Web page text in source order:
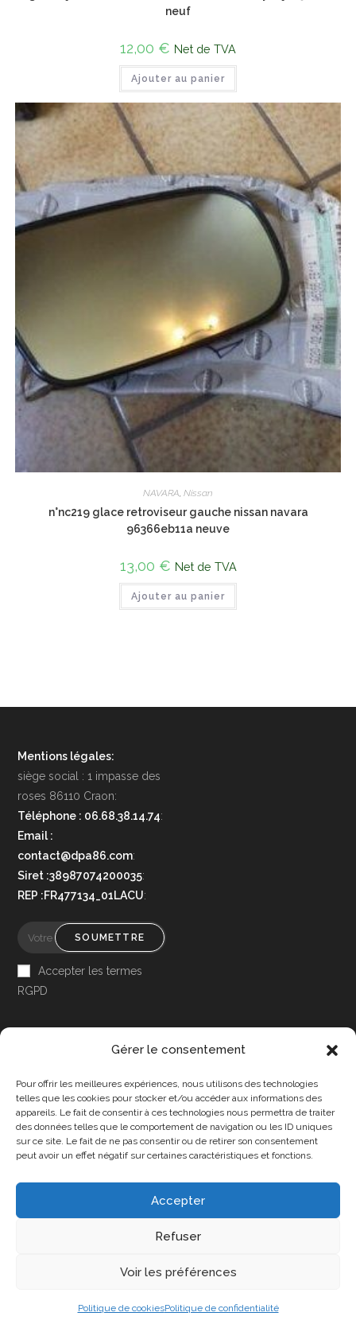
Gérer le consentement
Pour offrir les meilleures expériences, nous utilisons des technologies
telles que les cookies pour stocker et/ou accéder aux informations des
appareils. Le fait de consentir à ces technologies nous permettra de traiter
des données telles que le comportement de navigation ou les ID uniques
sur ce site. Le fait de ne pas consentir ou de retirer son consentement
peut avoir un effet négatif sur certaines caractéristiques et fonctions.
Accepter
Refuser
Voir les préférences
Politique de cookiesPolitique de confidentialité
neuf
12,00 € Net de TVA
Ajouter au panier
NAVARA, Nissan
n°nc219 glace retroviseur gauche nissan navara
96366eb11a neuve
13,00 € Net de TVA
Ajouter au panier
Mentions légales:
siège social : 1 impasse des
roses 86110 Craon:
Téléphone : 06.68.38.14.74:
Email :
contact@dpa86.com:
Siret :38987074200035:
REP :FR477134_01LACU:
SOUMETTRE
Accepter les termes
RGPD
Accessibilité
Mon Compte
Contact
Politique de cookies (UE)
Copyright 2025 - DPA86 - Tous droits réservés